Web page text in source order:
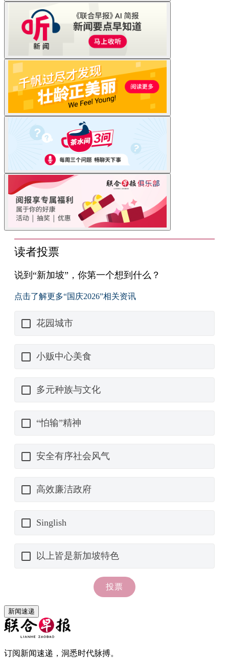
新闻速递
订阅新闻速递，洞悉时代脉搏。